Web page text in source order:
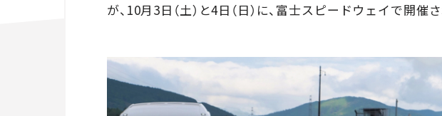
が、10月3日（土）と4日（日）に、富士スピードウェイで開催さ